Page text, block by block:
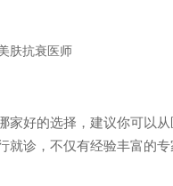
肤抗衰医师
好的选择，建议你可以从
就诊，不仅有经验丰富的